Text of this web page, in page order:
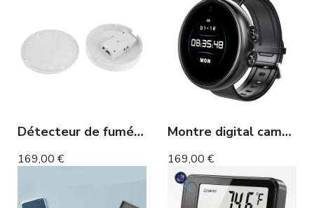
Détecteur de fumée caméra espion WIFI accessible à distance
169,00 €
Montre digital caméra Full HD 2h
169,00 €